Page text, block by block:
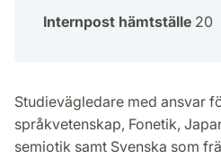
Internpost hämtställe 20
Studievägledare med ansvar
språkvetenskap, Fonetik,
semiotik samt Svenska som